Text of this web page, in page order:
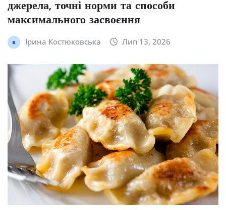
джерела, точні норми та способи
максимального засвоєння
Ірина Костюковська Лип 13, 2026